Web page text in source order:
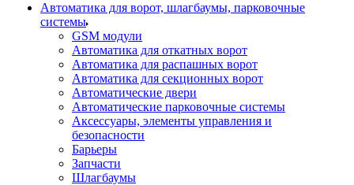
Автоматика для ворот, шлагбаумы, парковочные
системы
GSM модули
Автоматика для откатных ворот
Автоматика для распашных ворот
Автоматика для секционных ворот
Автоматические двери
Автоматические парковочные системы
Аксессуары, элементы управления и
безопасности
Барьеры
Запчасти
Шлагбаумы